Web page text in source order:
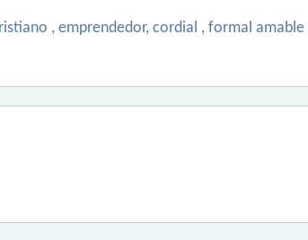
, emprendedor, cordial , formal